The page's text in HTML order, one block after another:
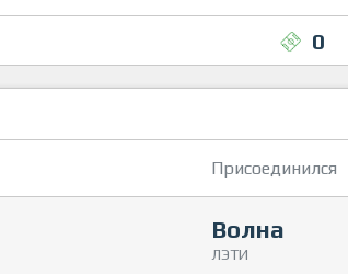
0
Присоединился
Волна
ЛЭТИ